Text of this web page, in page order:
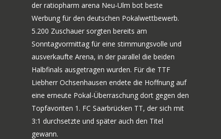
der ratiopharm arena Neu-Ulm bot beste
Werbung für den deutschen Pokalwettbewerb.
5.200 Zuschauer sorgten bereits am
Sonntagvormittag für eine stimmungsvolle und
ausverkaufte Arena, in der parallel die beiden
Halbfinals ausgetragen wurden. Für die TTF
Liebherr Ochsenhausen endete die Hoffnung auf
eine erneute Pokal-Überraschung dort gegen den
Topfavoriten 1. FC Saarbrücken TT, der sich mit
3:1 durchsetzte und später auch den Titel
gewann.